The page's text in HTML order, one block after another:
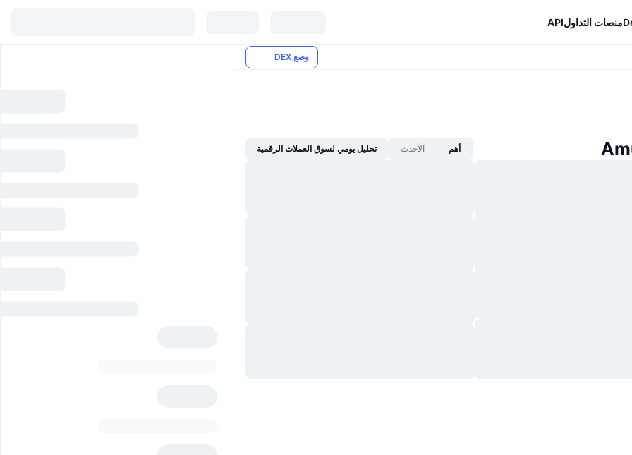
منصات التداولAPI
وضع DEX
أهم الأحدث تحليل يومي لسوق العملات الرقمية